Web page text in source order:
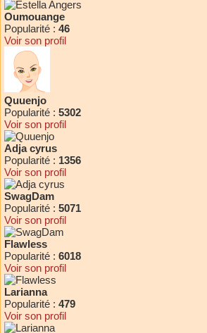
Oumouange
Popularité : 46
Voir son profil
Quuenjo
Popularité : 5302
Voir son profil
Adja cyrus
Popularité : 1356
Voir son profil
SwagDam
Popularité : 5071
Voir son profil
Flawless
Popularité : 6018
Voir son profil
Larianna
Popularité : 479
Voir son profil